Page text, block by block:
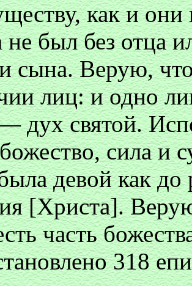
как и
не был без отца
сына. Верую,
лиц: и одно
дух святой.
сила и
девой как до
[Христа].
часть
318